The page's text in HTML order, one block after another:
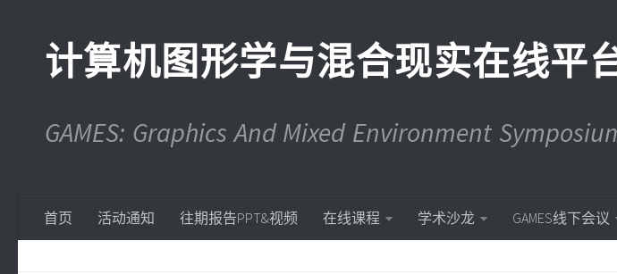
计算机图形学与混合现实在线平
GAMES: Graphics And Mixed Environment
首页 活动通知 往期报告PPT&视频 在线课程 学术沙龙 GAMES线下会议